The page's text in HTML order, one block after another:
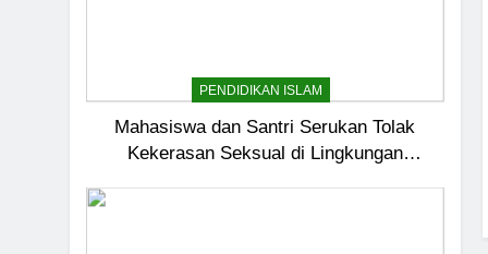
PENDIDIKAN ISLAM
Mahasiswa dan Santri Serukan Tolak
Kekerasan Seksual di Lingkungan